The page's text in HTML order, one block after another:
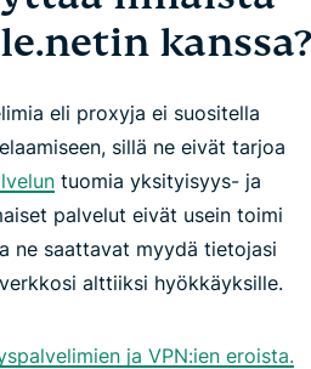
kanssa?
eli proxyja ei suositella
sillä ne eivät tarjoa
tuomia yksityisyys- ja
palvelut eivät usein toimi
ne saattavat myydä tietojasi
alttiiksi hyökkäyksille.
ja VPN:ien eroista.